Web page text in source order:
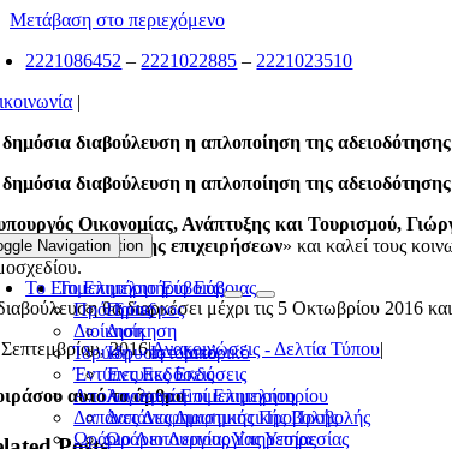
Μετάβαση στο περιεχόμενο
2221086452 – 2221022885 – 2221023510
|
Toggle Navigation
Το Επιμελητήριο Εύβοιας
Πρόεδρος
Διοίκηση
Ίδρυση – Ιστορικό
Έντυπες Εκδόσεις
Απολογισμοί Επιμελητηρίου
Δαπάνες Διαφημιστικής Προβολής
Ωράριο Λειτουργίας Υπηρεσίας
Navigation
Το Επιμελητήριο Εύβοιας
Πρόεδρος
Διοίκηση
Ίδρυση – Ιστορικό
Έντυπες Εκδόσεις
Απολογισμοί Επιμελητηρίου
Δαπάνες Διαφημιστικής Προβολής
Ωράριο Λειτουργίας Υπηρεσίας
διαβούλευση η απλοποίηση της
διαβούλευση η απλοποίηση της
Οικονομίας, Ανάπτυξης και Τουρισμού,
σύστασης επιχειρήσεων» και καλεί τους
θα διαρκέσει μέχρι τις 5 Οκτωβρίου 2016
2016|Ανακοινώσεις - Δελτία Τύπου|
αυτό το άρθρο